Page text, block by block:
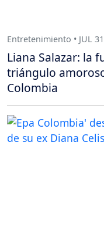
Entretenimiento • JUL
Liana Salazar: la
triángulo
Colombia